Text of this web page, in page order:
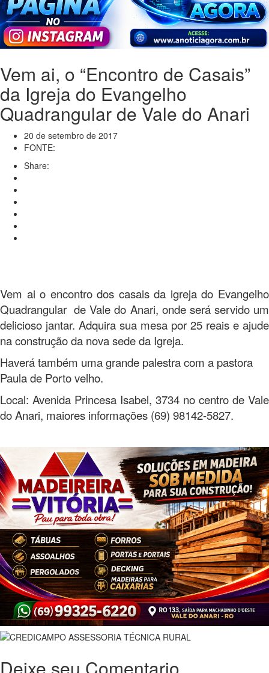
Vem ai, o “Encontro de Casais”
da Igreja do Evangelho
Quadrangular de Vale do Anari
20 de setembro de 2017
FONTE:
Share:
Vem ai o encontro dos casais da igreja do Evangelho
Quadrangular de Vale do Anari, onde será servido um
delicioso jantar. Adquira sua mesa por 25 reais e ajude
na construção da nova sede da Igreja.
Haverá também uma grande palestra com a pastora
Paula de Porto velho.
Local: Avenida Princesa Isabel, 3734 no centro de Vale
do Anari, maiores informações (69) 98142-5827.
Deixe seu Comentario